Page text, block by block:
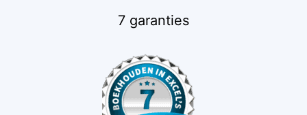
7 garanties